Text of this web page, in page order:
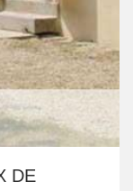
DE